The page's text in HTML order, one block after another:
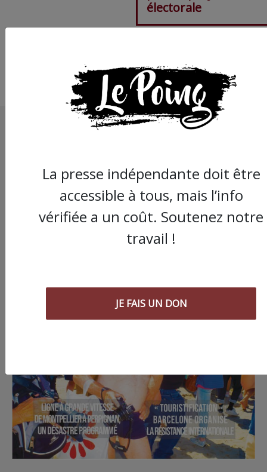
électorale
La presse indépendante doit être
accessible à tous, mais l’info
vérifiée a un coût. Soutenez notre
travail !
JE FAIS UN DON